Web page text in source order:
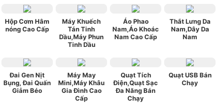
Hộp Cơm Hâm
nóng Cao Cấp
Máy Khuếch
Tán Tinh
Dầu,Máy Phun
Tinh Dầu
Áo Phao
Nam,Áo Khoác
Nam Cao Cấp
Thắt Lưng Da
Nam,Dây Da
Nam
Đai Gen Nịt
Bụng, Đai Quấn
Giảm Béo
Máy May
Mini,Máy Khâu
Gia Đình Cao
Cấp
Quạt Tích
Điện,Quạt Sạc
Đa Năng Bán
Chạy
Quạt USB Bán
Chạy